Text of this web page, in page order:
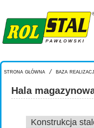
strona główna / baza
Hala
Konstrukcja